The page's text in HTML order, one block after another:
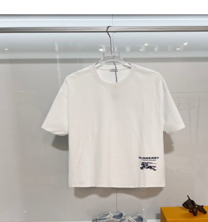
新作入荷！ルイ・ヴィトンスーパーコピー バッグ最新モデル